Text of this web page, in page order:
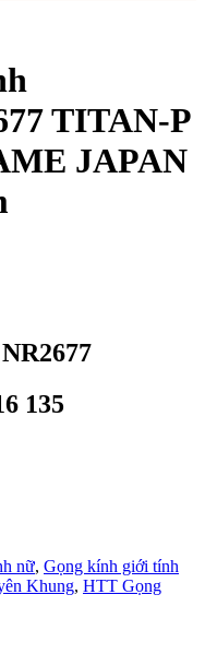
TITAN-P
JAPAN
135
nữ, Gọng kính giới tính
Khung, HTT Gọng